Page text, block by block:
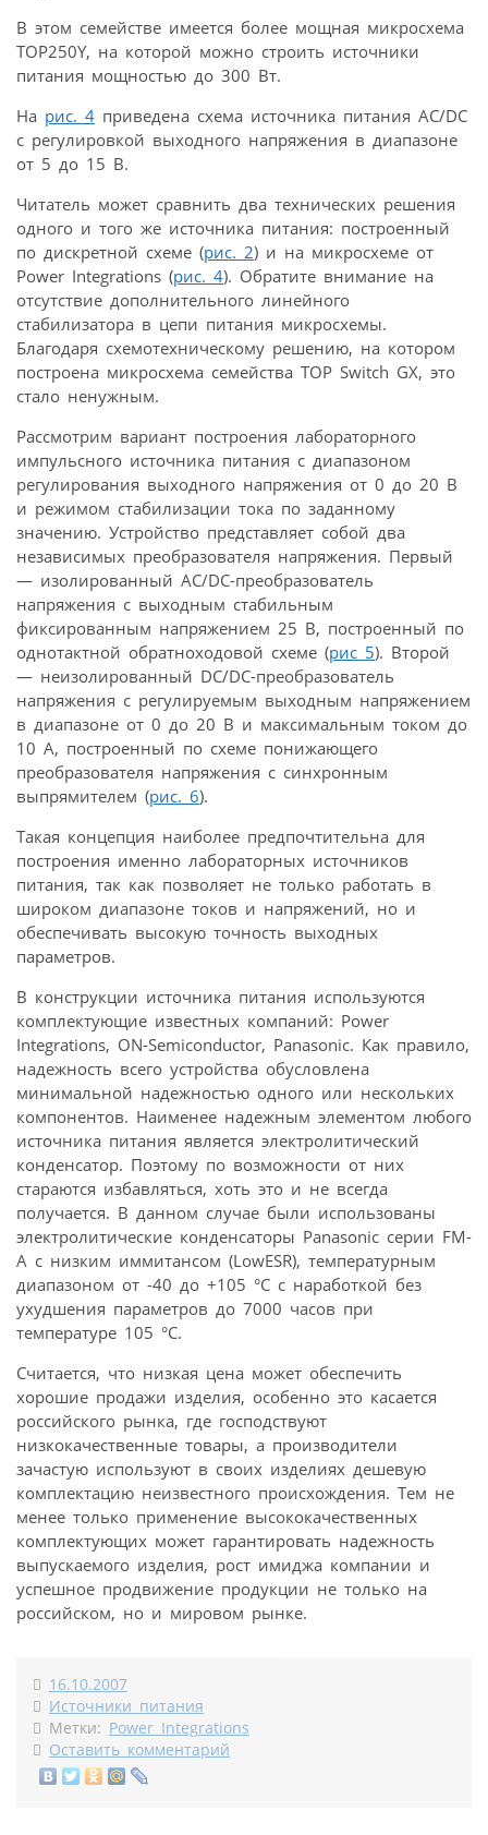
В этом семействе имеется более мощная микросхема
TOP250Y, на которой можно строить источники
питания мощностью до 300 Вт.
На рис. 4 приведена схема источника питания AC/DC
с регулировкой выходного напряжения в диапазоне
от 5 до 15 В.
Читатель может сравнить два технических решения
одного и того же источника питания: построенный
по дискретной схеме (рис. 2) и на микросхеме от
Power Integrations (рис. 4). Обратите внимание на
отсутствие дополнительного линейного
стабилизатора в цепи питания микросхемы.
Благодаря схемотехническому решению, на котором
построена микросхема семейства TOP Switch GX, это
стало ненужным.
Рассмотрим вариант построения лабораторного
импульсного источника питания с диапазоном
регулирования выходного напряжения от 0 до 20 В
и режимом стабилизации тока по заданному
значению. Устройство представляет собой два
независимых преобразователя напряжения. Первый
— изолированный AC/DC-преобразователь
напряжения с выходным стабильным
фиксированным напряжением 25 В, построенный по
однотактной обратноходовой схеме (рис 5). Второй
— неизолированный DC/DC-преобразователь
напряжения с регулируемым выходным напряжением
в диапазоне от 0 до 20 В и максимальным током до
10 А, построенный по схеме понижающего
преобразователя напряжения с синхронным
выпрямителем (рис. 6).
Такая концепция наиболее предпочтительна для
построения именно лабораторных источников
питания, так как позволяет не только работать в
широком диапазоне токов и напряжений, но и
обеспечивать высокую точность выходных
параметров.
В конструкции источника питания используются
комплектующие известных компаний: Power
Integrations, ON-Semiconductor, Panasonic. Как правило,
надежность всего устройства обусловлена
минимальной надежностью одного или нескольких
компонентов. Наименее надежным элементом любого
источника питания является электролитический
конденсатор. Поэтому по возможности от них
стараются избавляться, хоть это и не всегда
получается. В данном случае были использованы
электролитические конденсаторы Panasonic серии FM-
A с низким иммитансом (LowESR), температурным
диапазоном от -40 до +105 °С с наработкой без
ухудшения параметров до 7000 часов при
температуре 105 °С.
Считается, что низкая цена может обеспечить
хорошие продажи изделия, особенно это касается
российского рынка, где господствуют
низкокачественные товары, а производители
зачастую используют в своих изделиях дешевую
комплектацию неизвестного происхождения. Тем не
менее только применение высококачественных
комплектующих может гарантировать надежность
выпускаемого изделия, рост имиджа компании и
успешное продвижение продукции не только на
российском, но и мировом рынке.
16.10.2007
Источники питания
Метки: Power Integrations
Оставить комментарий